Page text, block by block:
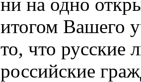
итогом Вашего
то, что русские
российские